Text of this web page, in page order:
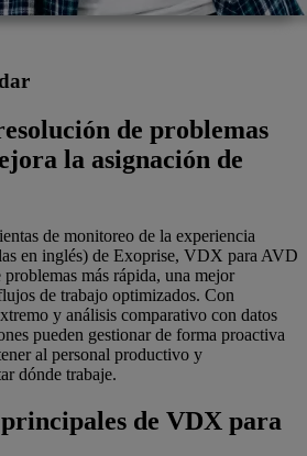
de problemas
la asignación de
de monitoreo de la experiencia
en inglés) de Exoprise, VDX para AVD
más rápida, una mejor
de trabajo optimizados. Con
y análisis comparativo con datos
pueden gestionar de forma proactiva
al personal productivo y
dónde trabaje.
de VDX para